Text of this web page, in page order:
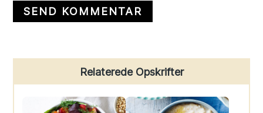
Sidebar
Relaterede Opskrifter